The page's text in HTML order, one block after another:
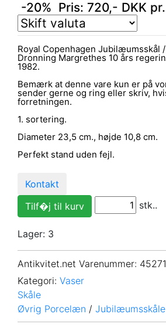
-20% Pris: 720,- DKK
Royal Copenhagen Jubilæumsskål
Dronning Margrethes 10 års
1982.
Bemærk at denne vare kun er på
sender gerne og ring eller skriv,
forretningen.
1. sortering.
Diameter 23,5 cm., højde 10,8 cm.
Perfekt stand uden fejl.
Kontakt
stk..
Lager: 3
Antikvitet.net Varenummer:
Kategori: Vaser
Skåle
Øvrig Porcelæn /